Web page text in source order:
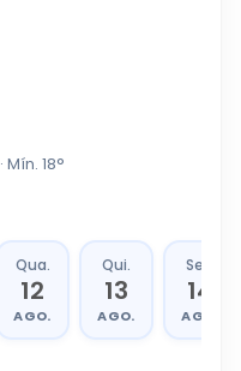
· Mín. 18°
Qua.
12
AGO.
Qui.
13
AGO.
Sex.
14
AGO.